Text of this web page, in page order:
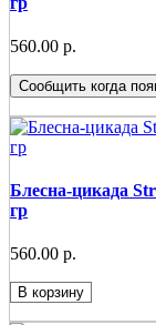
560.00 р.
Сообщить когда
Блесна-цикада
гр
560.00 р.
В корзину